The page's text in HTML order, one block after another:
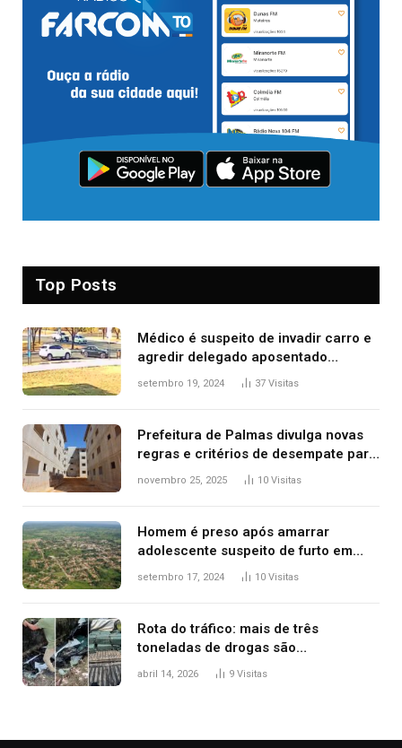
Top Posts
Médico é suspeito de invadir carro e
agredir delegado aposentado
durante confusão no trânsito
setembro 19, 2024 37 Visitas
Prefeitura de Palmas divulga novas
regras e critérios de desempate para
seleção de famílias no Minha Casa,
novembro 25, 2025 10 Visitas
Homem é preso após amarrar
adolescente suspeito de furto em
estaca de cerca e agredi-lo
setembro 17, 2024 10 Visitas
Rota do tráfico: mais de três
toneladas de drogas são
apreendidas no TO em três meses
abril 14, 2026 9 Visitas